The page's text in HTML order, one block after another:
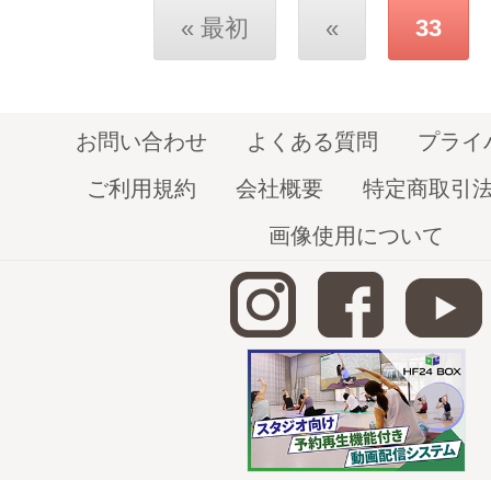
« 最初 « 33
お問い合わせ よくある質問
プライ
ご利用規約
会社概要
特定商取引
画像使用について